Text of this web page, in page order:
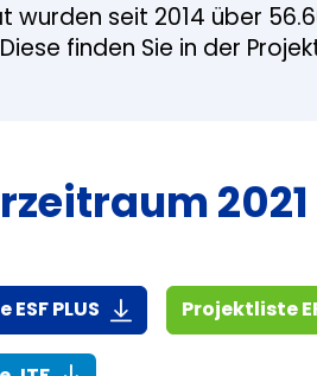
wurden seit 2014 über
finden Sie in der
PLUS (916,7 KiB)Projektliste